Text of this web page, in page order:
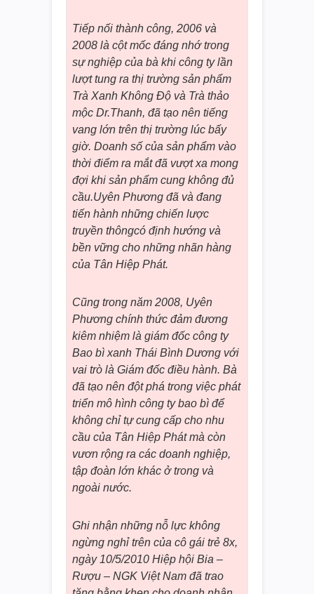
Tiếp nối thành công, 2006 và
2008 là cột mốc đáng nhớ trong
sự nghiệp của bà khi công ty lần
lượt tung ra thị trường sản phẩm
Trà Xanh Không Độ và Trà thảo
mộc Dr.Thanh, đã tạo nên tiếng
vang lớn trên thị trường lúc bấy
giờ. Doanh số của sản phẩm vào
thời điểm ra mắt đã vượt xa mong
đợi khi sản phẩm cung không đủ
cầu.Uyên Phương đã và đang
tiến hành những chiến lược
truyền thôngcó định hướng và
bền vững cho những nhãn hàng
của Tân Hiệp Phát.
Cũng trong năm 2008, Uyên
Phương chính thức đảm đương
kiêm nhiệm là giám đốc công ty
Bao bì xanh Thái Bình Dương với
vai trò là Giám đốc điều hành. Bà
đã tạo nên đột phá trong việc phát
triển mô hình công ty bao bì để
không chỉ tự cung cấp cho nhu
cầu của Tân Hiệp Phát mà còn
vươn rộng ra các doanh nghiệp,
tập đoàn lớn khác ở trong và
ngoài nước.
Ghi nhận những nỗ lực không
ngừng nghỉ trên của cô gái trẻ 8x,
ngày 10/5/2010 Hiệp hội Bia –
Rượu – NGK Việt Nam đã trao